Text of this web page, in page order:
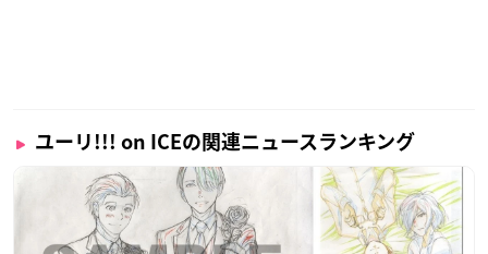
ユーリ!!! on ICEの関連ニュースランキング